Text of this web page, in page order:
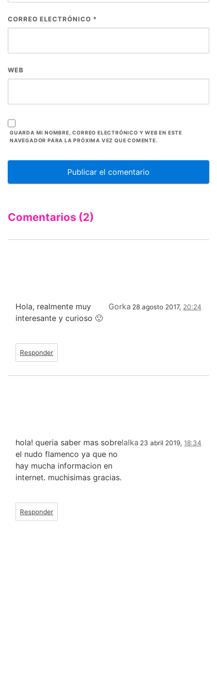
CORREO ELECTRÓNICO *
WEB
GUARDA MI NOMBRE, CORREO ELECTRÓNICO Y WEB EN ESTE
NAVEGADOR PARA LA PRÓXIMA VEZ QUE COMENTE.
Comentarios (2)
Gorka 28 agosto 2017, 20:24
Hola, realmente muy
interesante y curioso 🙂
Responder
lalka 23 abril 2019, 18:34
hola! queria saber mas sobre
el nudo flamenco ya que no
hay mucha informacion en
internet. muchisimas gracias.
Responder